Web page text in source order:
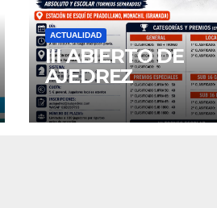
ACTUALIDAD
III ABIERTO DE
AJEDREZ
“PRADOLLANO –
MONACHIL”